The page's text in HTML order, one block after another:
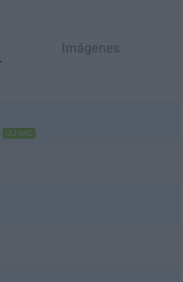
Imágenes
ÚLTIMO